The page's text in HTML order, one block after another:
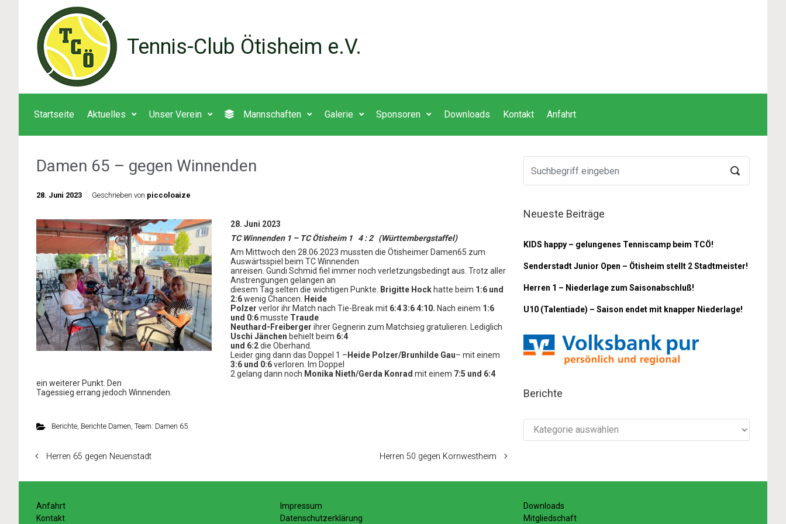
Zum Hauptinhalt springen
Tennis-Club Ötisheim e.V.
Startseite Aktuelles Unser Verein Mannschaften Galerie Sponsoren Downloads Kontakt Anfahrt
Damen 65 – gegen Winnenden
28. Juni 2023 Geschrieben von piccoloaize
28. Juni 2023
TC Winnenden 1 – TC Ötisheim 1 4 : 2 (Württembergstaffel)
Am Mittwoch den 28.06.2023 mussten die Ötisheimer Damen65 zum
Auswärtsspiel beim TC Winnenden
anreisen. Gundi Schmid fiel immer noch verletzungsbedingt aus. Trotz aller
Anstrengungen gelangen an
diesem Tag selten die wichtigen Punkte.
Brigitte Hock hatte beim 1:6 und
2:6wenig Chancen.
Heide
Polzer verlor ihr Match nach Tie-Break mit 6:4 3:6 4:10. Nach einem 1:6
und 0:6musste Traude
Neuthard-Freiberger ihrer Gegnerin zum Matchsieg gratulieren. Lediglich
Uschi Jänchen behielt beim 6:4
und 6:2die Oberhand.
Leider ging dann das Doppel 1 – Heide Polzer/Brunhilde Gau– mit einem
3:6 und 0:6verloren. Im Doppel
2 gelang dann noch Monika Nieth/Gerda Konrad mit einem 7:5 und 6:4
ein weiterer Punkt. Den
Tagessieg errang jedoch Winnenden.
Berichte, Berichte Damen, Team: Damen 65
Herren 65 gegen Neuenstadt Herren 50 gegen Kornwestheim
Neueste Beiträge
KIDS happy – gelungenes Tenniscamp beim TCÖ!
Senderstadt Junior Open – Ötisheim stellt 2 Stadtmeister!
Herren 1 – Niederlage zum Saisonabschluß!
U10 (Talentiade) – Saison endet mit knapper Niederlage!
Berichte
Berichte
Anfahrt
Kontakt
Impressum
Datenschutzerklärung
Downloads
Mitgliedschaft